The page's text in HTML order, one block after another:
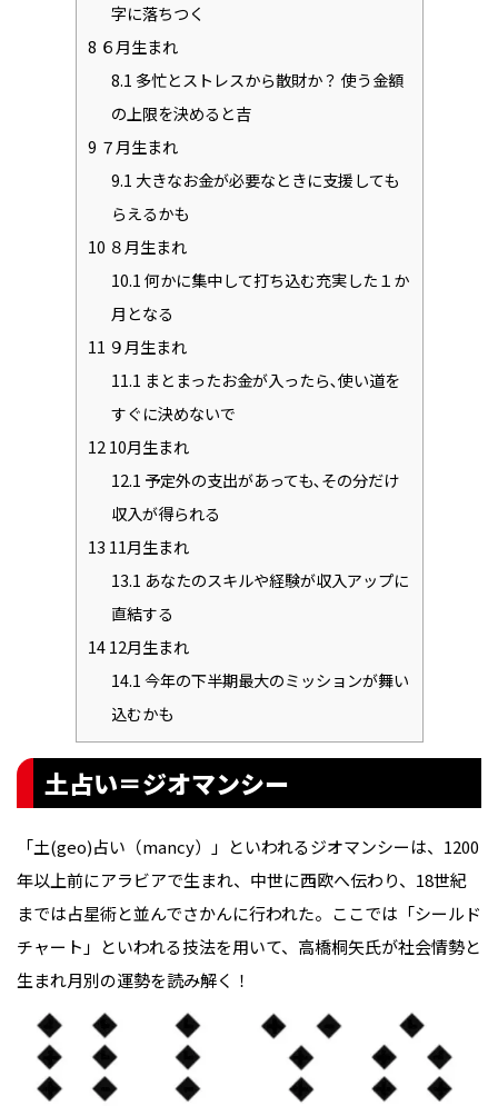
字に落ちつく
8 ６月生まれ
8.1 多忙とストレスから散財か？ 使う金額
の上限を決めると吉
9 ７月生まれ
9.1 大きなお金が必要なときに支援しても
らえるかも
10 ８月生まれ
10.1何かに集中して打ち込む充実した１か
月となる
11 ９月生まれ
11.1 まとまったお金が入ったら､使い道を
すぐに決めないで
1210月生まれ
12.1 予定外の支出があっても､その分だけ
収入が得られる
13 11月生まれ
13.1 あなたのスキルや経験が収入アップに
直結する
1412月生まれ
14.1今年の下半期最大のミッションが舞い
込むかも
土占い＝ジオマンシー
「土(geo)占い（mancy）」といわれるジオマンシーは、1200
年以上前にアラビアで生まれ、中世に西欧へ伝わり、18世紀
までは占星術と並んでさかんに行われた。ここでは「シールド
チャート」といわれる技法を用いて、高橋桐矢氏が社会情勢と
生まれ月別の運勢を読み解く！